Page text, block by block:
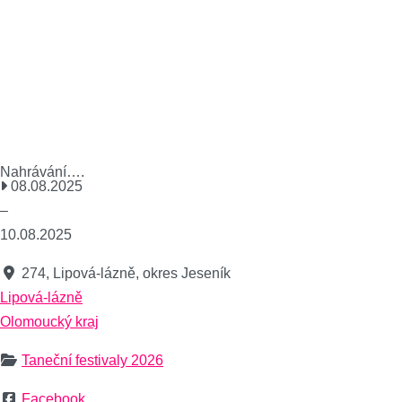
Nahrávání….
08.08.2025
–
10.08.2025
274, Lipová-lázně, okres Jeseník
Lipová-lázně
Olomoucký kraj
Taneční festivaly 2026
Facebook